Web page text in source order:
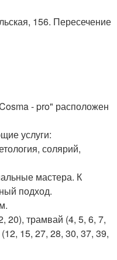
156. Пересечение
- pro" расположен
услуги:
солярий,
мастера. К
подход.
20), трамвай (4, 5, 6, 7,
15, 27, 28, 30, 37, 39,